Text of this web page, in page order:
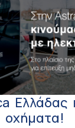
Ελλάδας
οχήματα!